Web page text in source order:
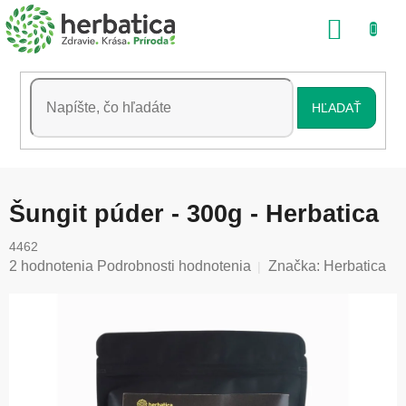
Prejsť
na
obsah
HĽADAŤ
Šungit púder - 300g - Herbatica
4462
Priemerné
2 hodnotenia Podrobnosti hodnotenia Značka: Herbatica